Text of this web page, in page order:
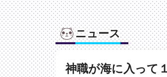
ニュース
神職が海に入って